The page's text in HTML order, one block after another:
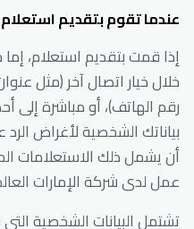
عندما تقوم بتقديم استعلام
إذا قمت بتقديم استعلام،
خلال خيار اتصال آخر (مثل
رقم الهاتف)، أو مباشرة إلى
بياناتك الشخصية لأغراض
أن يشمل ذلك الاستعلامات
عمل لدى شركة الإمارات
تشتمل البيانات الشخصية